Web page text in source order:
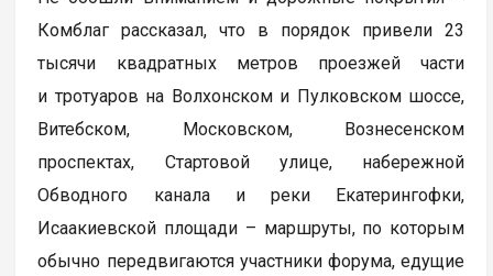
Комблаг рассказал, что в порядок привели 23
тысячи квадратных метров проезжей части
и тротуаров на Волхонском и Пулковском шоссе,
Витебском, Московском, Вознесенском
проспектах, Стартовой улице, набережной
Обводного канала и реки Екатерингофки,
Исаакиевской площади – маршруты, по которым
обычно передвигаются участники форума, едущие